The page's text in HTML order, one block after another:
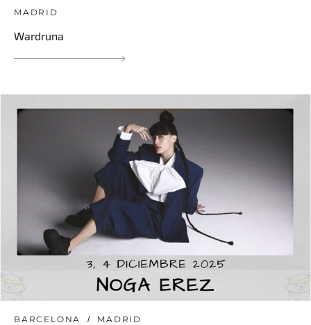
MADRID
Wardruna
BARCELONA MADRID